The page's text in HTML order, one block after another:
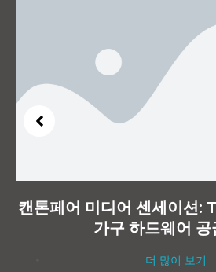
캔톤페어 미디어 센세이션:
가구 하드웨어 공
더 많이 보기